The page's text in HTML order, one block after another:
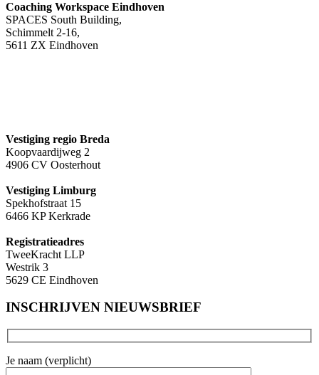
Coaching Workspace Eindhoven
SPACES South Building,
Schimmelt 2-16,
5611 ZX Eindhoven
Vestiging regio Breda
Koopvaardijweg 2
4906 CV Oosterhout
Vestiging Limburg
Spekhofstraat 15
6466 KP Kerkrade
Registratieadres
TweeKracht LLP
Westrik 3
5629 CE Eindhoven
INSCHRIJVEN NIEUWSBRIEF
Je naam (verplicht)